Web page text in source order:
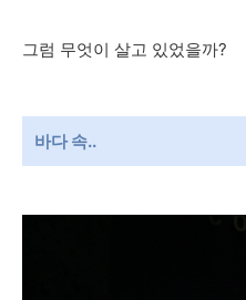
그럼 무엇이 살고 있었을까?
바다 속..